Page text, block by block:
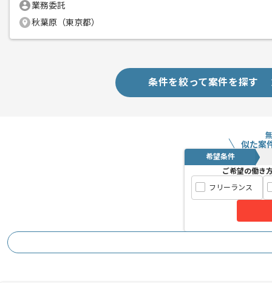
業務委託
秋葉原（東京都）
条件を絞って案件を探す
似た案
希望条件
ご希望の働き
フリーランス